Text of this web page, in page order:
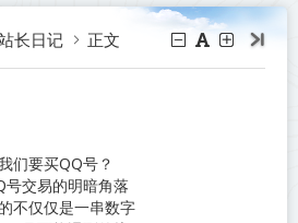
长日记 正文
们要买QQ号？
号交易的明暗角落
不仅仅是一串数字